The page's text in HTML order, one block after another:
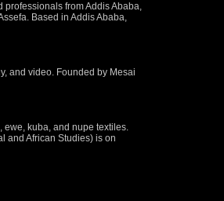
professionals from Addis Ababa,
Based in Addis Ababa,
and video. Founded by Mesai
ewe, kuba, and nupe textiles.
and African Studies) is on